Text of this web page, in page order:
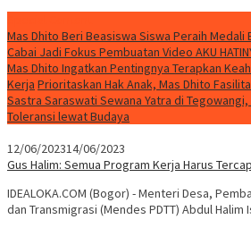
Mas Dhito Beri Beasiswa Siswa Peraih Medali
Cabai Jadi Fokus Pembuatan Video AKU
Mas Dhito Ingatkan Pentingnya Terapkan
Kerja Prioritaskan Hak Anak, Mas Dhito
Sastra Saraswati Sewana Yatra di
Toleransi lewat Budaya
12/06/202314/06/2023
Gus Halim: Semua Program Kerja Harus
IDEALOKA.COM (Bogor) - Menteri Desa,
dan Transmigrasi (Mendes PDTT) Abdul